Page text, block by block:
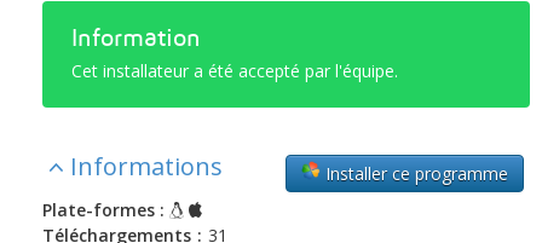
Information
Cet installateur a été accepté par l'équipe.
Installer ce programme
Informations
Plate-formes :
Téléchargements : 31